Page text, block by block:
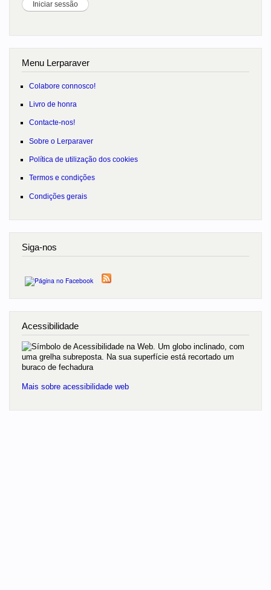
Menu Lerparaver
Colabore connosco!
Livro de honra
Contacte-nos!
Sobre o Lerparaver
Política de utilização dos cookies
Termos e condições
Condições gerais
Siga-nos
Acessibilidade
Mais sobre acessibilidade web